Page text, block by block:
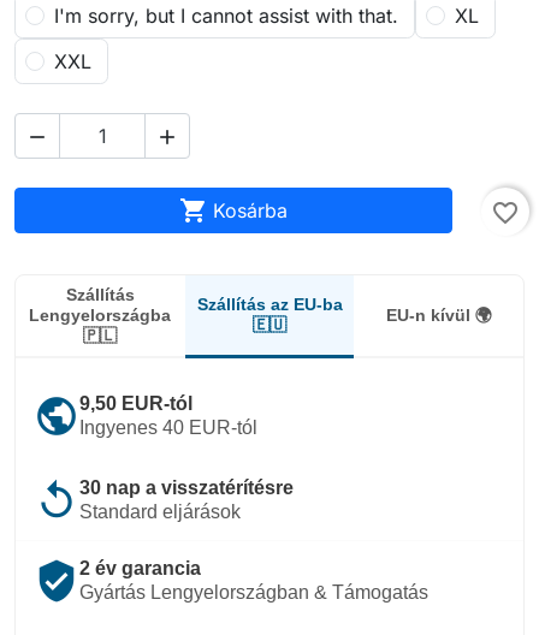
I'm sorry, but I cannot assist with that.
XL
XXL
 
 Kosárba favorite_border
Szállítás
Lengyelországba
🇵🇱
Szállítás az EU-ba
🇪🇺
EU-n kívül 🌍
public9,50 EUR-tól
Ingyenes 40 EUR-tól
replay 30 nap a visszatérítésre
Standard eljárások
verified_user 2 év garancia
Gyártás Lengyelországban & Támogatás